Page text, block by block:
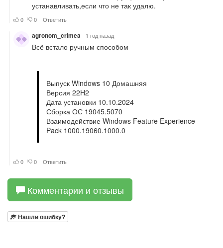
Комментарии и отзывы
Нашли ошибку?